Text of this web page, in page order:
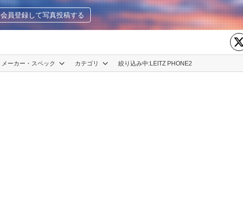
会員登録して写真投稿する
メーカー・スペック カテゴリ 絞り込み中:LEITZ PHONE2